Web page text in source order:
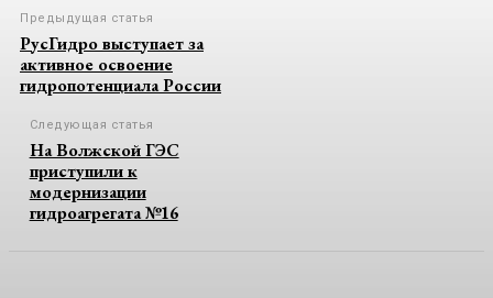
Предыдущая статья
РусГидро выступает за
активное освоение
гидропотенциала России
Следующая статья
На Волжской ГЭС
приступили к
модернизации
гидроагрегата №16